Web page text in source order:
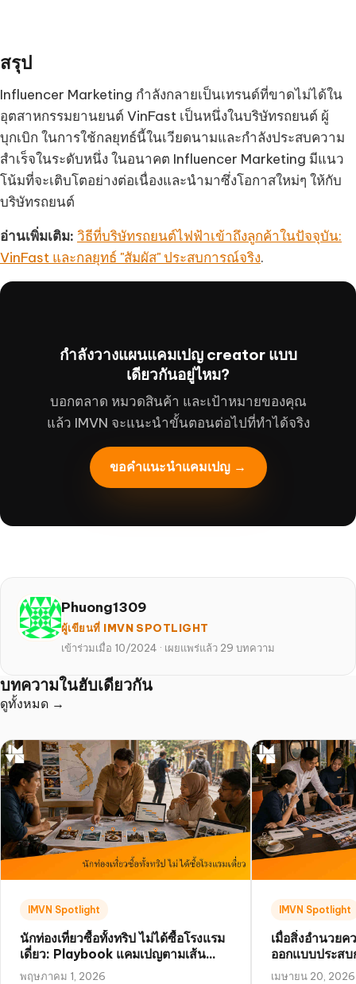
สรุป
Influencer Marketing กำลังกลายเป็นเทรนด์ที่ขาดไม่ได้ใน
อุตสาหกรรมยานยนต์ VinFast เป็นหนึ่งในบริษัทรถยนต์ ผู้
บุกเบิก ในการใช้กลยุทธ์นี้ในเวียดนามและกำลังประสบความ
สำเร็จในระดับหนึ่ง ในอนาคต Influencer Marketing มีแนว
โน้มที่จะเติบโตอย่างต่อเนื่องและนำมาซึ่งโอกาสใหม่ๆ ให้กับ
บริษัทรถยนต์
อ่านเพิ่มเติม: วิธีที่บริษัทรถยนต์ไฟฟ้าเข้าถึงลูกค้าในปัจจุบัน:
VinFast และกลยุทธ์ "สัมผัส" ประสบการณ์จริง.
กำลังวางแผนแคมเปญ creator แบบ
เดียวกันอยู่ไหม?
บอกตลาด หมวดสินค้า และเป้าหมายของคุณ
แล้ว IMVN จะแนะนำขั้นตอนต่อไปที่ทำได้จริง
ขอคำแนะนำแคมเปญ →
Phuong1309
ผู้เขียนที่ IMVN SPOTLIGHT
เข้าร่วมเมื่อ 10/2024 · เผยแพร่แล้ว 29 บทความ
บทความในฮับเดียวกัน
ดูทั้งหมด →
IMVN Spotlight
นักท่องเที่ยวซื้อทั้งทริป ไม่ได้ซื้อโรงแรม
เดี่ยว: Playbook แคมเปญตามเส้น
ทางในเวียดนาม
พฤษภาคม 1, 2026
IMVN Spotlight
เมื่อสิ่งอำนวยค
ออกแบบประส
อยากแชร์
เมษายน 20, 2026